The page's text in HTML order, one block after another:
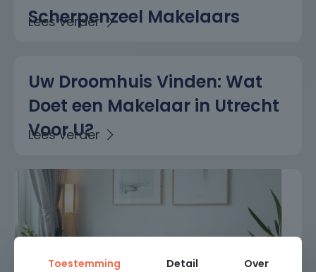
Scherpenzeel Makelaars
Uw Droomhuis Vinden: Wat
Doet een Makelaar in Utrecht
Voor U?
Toestemming Detail Over